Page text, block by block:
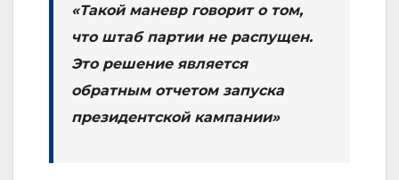
«Такой маневр говорит о том,
что штаб партии не распущен.
Это решение является
обратным отчетом запуска
президентской кампании»